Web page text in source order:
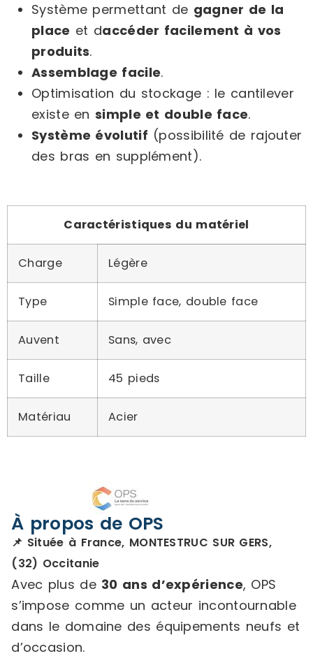
Système permettant de gagner de la
place et daccéder facilement à vos
produits.
Assemblage facile.
Optimisation du stockage : le cantilever
existe ensimple et double face.
Système évolutif (possibilité de rajouter
des bras en supplément).
Caractéristiques du matériel
Charge Légère
Type Simple face, double face
Auvent Sans, avec
Taille 45 pieds
Matériau Acier
À propos de OPS
📌 Située à France, MONTESTRUC SUR GERS,
(32) Occitanie
Avec plus de 30 ans d’expérience, OPS
s’impose comme un acteur incontournable
dans le domaine des équipements neufs et
d’occasion.